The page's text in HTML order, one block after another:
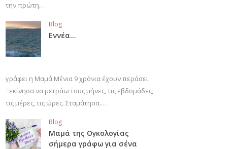
την πρώτη…
Blog
Εννέα…
γράφει η Μαμά Μένια 9 χρόνια έχουν περάσει.
Ξεκίνησα να μετράω τους μήνες, τις εβδομάδες,
τις μέρες, τις ώρες. Σταμάτησα.…
Blog
Μαμά της Ογκολογίας
σήμερα γράφω για σένα